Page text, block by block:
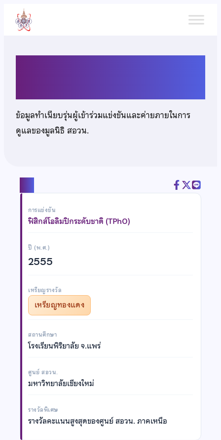
เนื้อหา
ข้อมูลทำเนียบรุ่นผู้เข้าร่วมแข่งขันและค่ายภายในการ
ดูแลของมูลนิธิ สอวน.
การแข่งขัน
ฟิสิกส์โอลิมปิกระดับชาติ (TPhO)
ปี (พ.ศ.)
2555
เหรียญรางวัล
เหรียญทองแดง
สถานศึกษา
โรงเรียนพิริยาลัย จ.แพร่
ศูนย์ สอวน.
มหาวิทยาลัยเชียงใหม่
รางวัลพิเศษ
รางวัลคะแนนสูงสุดของศูนย์ สอวน. ภาคเหนือ